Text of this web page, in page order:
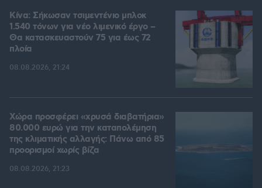
Κίνα: Σήκωσαν τσιμεντένιο μπλοκ
1.540 τόνων για νέο λιμενικό έργο –
Θα κατασκευαστούν 75 για έως 72
πλοία
08.08.2026, 21:24
Χώρα προσφέρει «χρυσά διαβατήρια»
80.000 ευρώ για την καταπολέμηση
της κλιματικής αλλαγής: Πάνω από 85
προορισμοί χωρίς βίζα
08.08.2026, 21:23